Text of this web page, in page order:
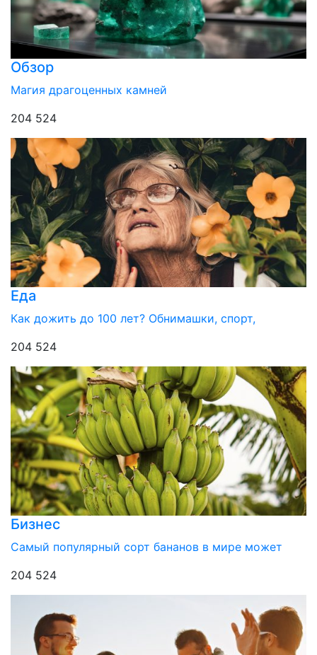
Обзор
Магия драгоценных камней
204 524
Еда
Как дожить до 100 лет? Обнимашки, спорт,
204 524
Бизнес
Самый популярный сорт бананов в мире может
204 524